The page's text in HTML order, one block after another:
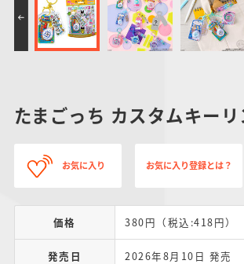
PROJECT R.E.D.・
スーパー戦隊シリー
ズ
ポケットモンスター
サ
つりグミ SMPシリーズ
たまごっち カスタムキーリ
お気に入り お気に入り登録とは？
価格 380円（税込:418円）
発売日 2026年8月10日 発売